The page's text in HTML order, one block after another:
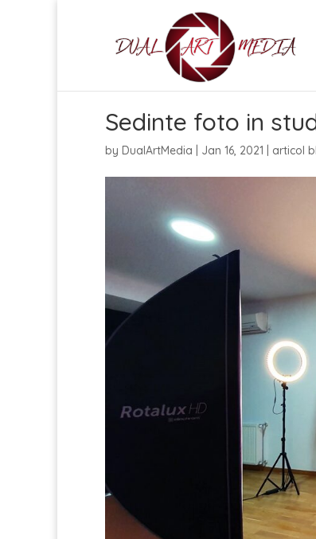
Sedinte foto in
by DualArtMedia Jan 16, 2021 articol